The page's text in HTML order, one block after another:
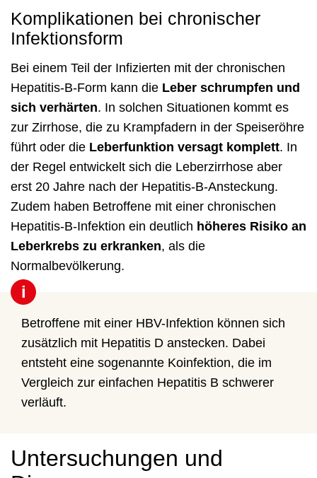
Komplikationen bei chronischer
Infektionsform
Bei einem Teil der Infizierten mit der chronischen
Hepatitis-B-Form kann die Leber schrumpfen und
sich verhärten. In solchen Situationen kommt es
zur Zirrhose, die zu Krampfadern in der Speiseröhre
führt oder die Leberfunktion versagt komplett. In
der Regel entwickelt sich die Leberzirrhose aber
erst 20 Jahre nach der Hepatitis-B-Ansteckung.
Zudem haben Betroffene mit einer chronischen
Hepatitis-B-Infektion ein deutlich höheres Risiko an
Leberkrebs zu erkranken, als die
Normalbevölkerung.
i
Betroffene mit einer HBV-Infektion können sich
zusätzlich mit Hepatitis D anstecken. Dabei
entsteht eine sogenannte Koinfektion, die im
Vergleich zur einfachen Hepatitis B schwerer
verläuft.
Untersuchungen und